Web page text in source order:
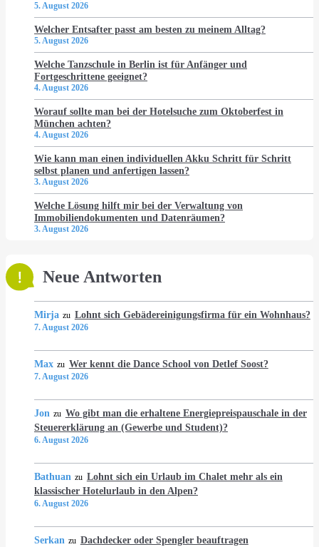
5. August 2026
Welcher Entsafter passt am besten zu meinem Alltag?
5. August 2026
Welche Tanzschule in Berlin ist für Anfänger und
Fortgeschrittene geeignet?
4. August 2026
Worauf sollte man bei der Hotelsuche zum Oktoberfest in
München achten?
4. August 2026
Wie kann man einen individuellen Akku Schritt für Schritt
selbst planen und anfertigen lassen?
3. August 2026
Welche Lösung hilft mir bei der Verwaltung von
Immobiliendokumenten und Datenräumen?
3. August 2026
Neue Antworten
Mirja zu Lohnt sich Gebädereinigungsfirma für ein Wohnhaus?
7. August 2026
Max zu Wer kennt die Dance School von Detlef Soost?
7. August 2026
Jon zu Wo gibt man die erhaltene Energiepreispauschale in der
Steuererklärung an (Gewerbe und Student)?
6. August 2026
Bathuan zu Lohnt sich ein Urlaub im Chalet mehr als ein
klassischer Hotelurlaub in den Alpen?
6. August 2026
Serkan zu Dachdecker oder Spengler beauftragen